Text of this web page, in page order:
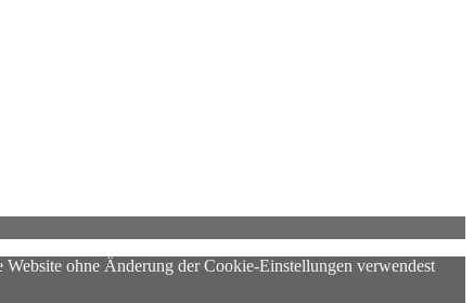
ohne Änderung der Cookie-Einstellungen verwendest